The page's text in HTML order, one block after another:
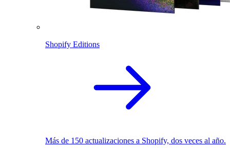
Shopify Editions
Más de 150 actualizaciones a Shopify, dos veces al año.